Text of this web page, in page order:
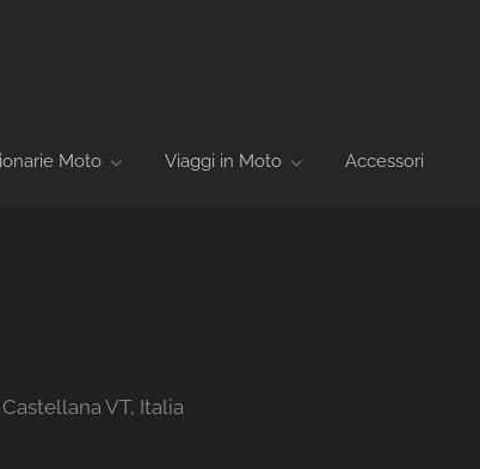
Moto Viaggi in Moto Accessori
VT, Italia